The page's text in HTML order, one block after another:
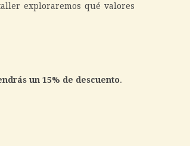
exploraremos qué valores
un 15% de descuento.